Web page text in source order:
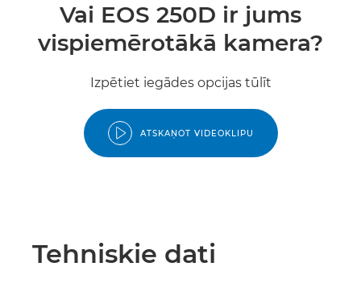
Vai EOS 250D ir jums
vispiemērotākā kamera?
Izpētiet iegādes opcijas tūlīt
ATSKAŅOT VIDEOKLIPU
Tehniskie dati